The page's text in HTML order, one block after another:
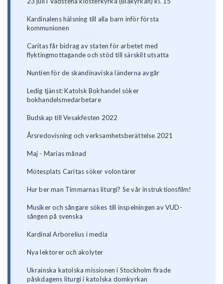
Kardinalens hälsning till alla barn inför första
kommunionen
Caritas får bidrag av staten för arbetet med
flyktingmottagande och stöd till särskilt utsatta
Nuntien för de skandinaviska länderna avgår
Ledig tjänst: Katolsk Bokhandel söker
bokhandelsmedarbetare
Budskap till Vesakfesten 2022
Årsredovisning och verksamhetsberättelse 2021
Maj - Marias månad
Mötesplats Caritas söker volontärer
Hur ber man Timmarnas liturgi? Se vår instruktionsfilm!
Musiker och sångare sökes till inspelningen av VUD-
sången på svenska
Kardinal Arborelius i media
Nya lektorer och akolyter
Ukrainska katolska missionen i Stockholm firade
påskdagens liturgi i katolska domkyrkan